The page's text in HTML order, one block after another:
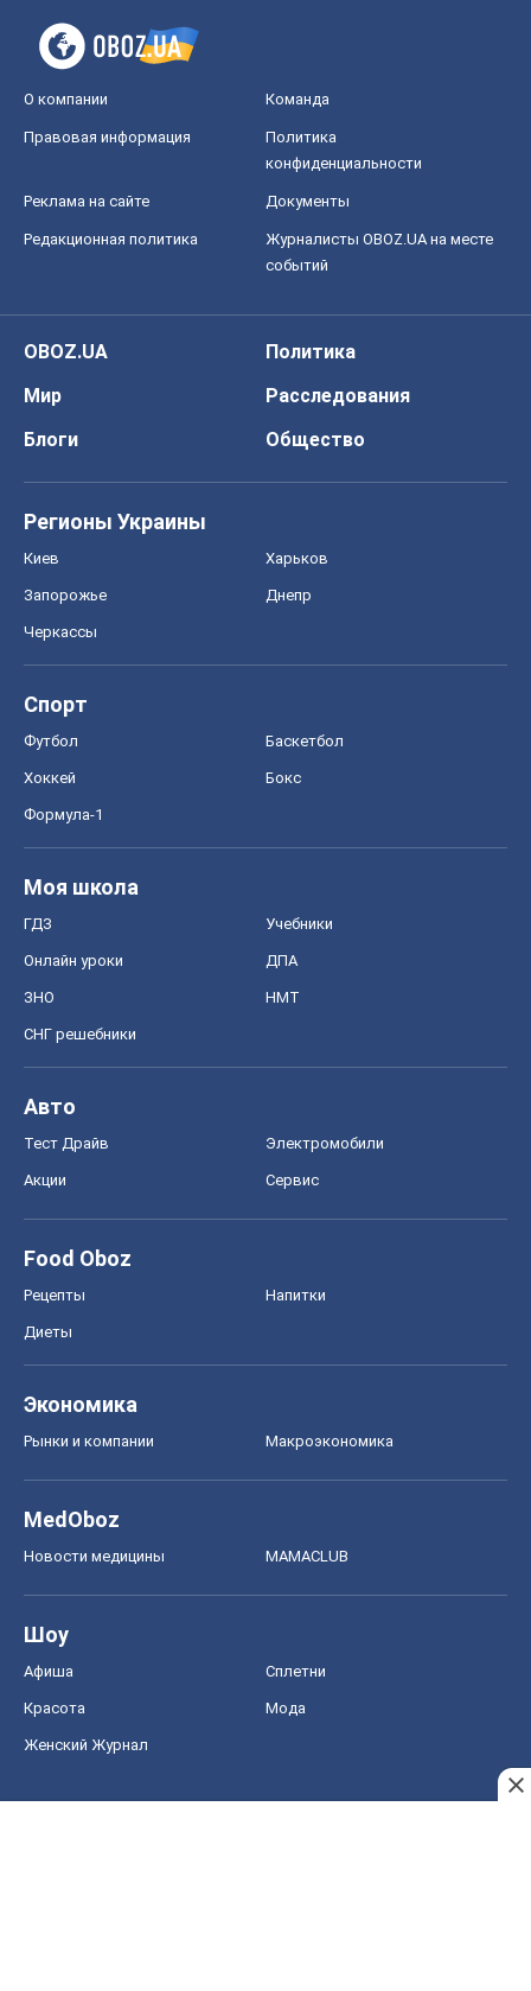
О компании Команда
Правовая информация
Политика
конфиденциальности
Реклама на сайте Документы
Редакционная политика
Журналисты OBOZ.UA на месте
событий
OBOZ.UA
Политика
Мир
Расследования
Блоги
Общество
Регионы Украины
Киев Харьков
Запорожье Днепр
Черкассы
Спорт
Футбол Баскетбол
Хоккей Бокс
Формула-1
Моя школа
ГДЗ Учебники
Онлайн уроки ДПА
ЗНО НМТ
СНГ решебники
Авто
Тест Драйв Электромобили
Акции Сервис
Food Oboz
Рецепты Напитки
Диеты
Экономика
Рынки и компании Mакроэкономика
MedOboz
Новости медицины MAMACLUB
Шоу
Афиша Сплетни
Красота Мода
Женский Журнал